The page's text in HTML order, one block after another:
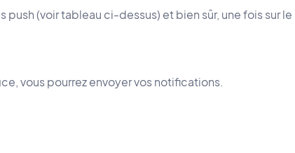
(voir tableau ci-dessus) et bien sûr, une fois sur
vous pourrez envoyer vos notifications.